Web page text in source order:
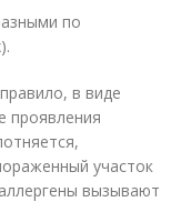
по
в виде
проявления
участок
вызывают